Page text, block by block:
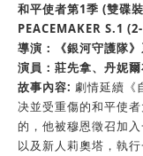
和平使者第1季 (雙碟
PEACEMAKER S.1
導演：《銀河守護隊
演員：莊先拿、丹妮
故事內容: 劇情延續《
决並受重傷的和平使
的，他被穆恩徵召加
以及新人莉奧塔，執